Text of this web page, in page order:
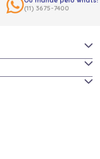
(11) 3675-7400